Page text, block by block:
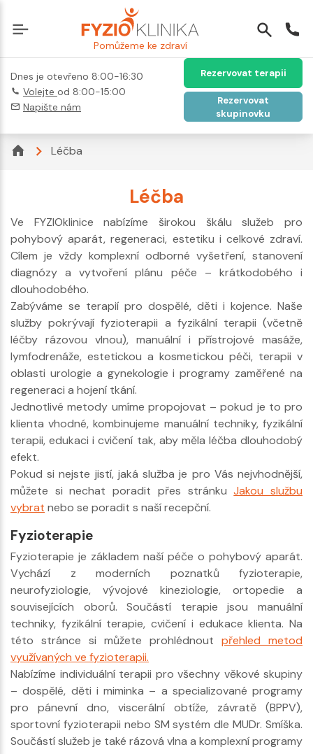
Pomůžeme ke zdraví
Dnes je otevřeno 8:00-16:30
Volejte od 8:00-15:00
Napište nám
Rezervovat terapii
Rezervovat
skupinovku
Léčba
Léčba
Ve FYZIOklinice nabízíme širokou škálu služeb pro
pohybový aparát, regeneraci, estetiku i celkové zdraví.
Cílem je vždy komplexní odborné vyšetření, stanovení
diagnózy a vytvoření plánu péče – krátkodobého i
dlouhodobého.
Zabýváme se terapií pro dospělé, děti i kojence. Naše
služby pokrývají fyzioterapii a fyzikální terapii (včetně
léčby rázovou vlnou), manuální i přístrojové masáže,
lymfodrenáže, estetickou a kosmetickou péči, terapii v
oblasti urologie a gynekologie i programy zaměřené na
regeneraci a hojení tkání.
Jednotlivé metody umíme propojovat – pokud je to pro
klienta vhodné, kombinujeme manuální techniky, fyzikální
terapii, edukaci i cvičení tak, aby měla léčba dlouhodobý
efekt.
Pokud si nejste jistí, jaká služba je pro Vás nejvhodnější,
můžete si nechat poradit přes stránkuJakou službu
vybrat nebo se poradit s naší recepční.
Fyzioterapie
Fyzioterapie je základem naší péče o pohybový aparát.
Vychází z moderních poznatků fyzioterapie,
neurofyziologie, vývojové kineziologie, ortopedie a
souvisejících oborů. Součástí terapie jsou manuální
techniky, fyzikální terapie, cvičení i edukace klienta. Na
této stránce si můžete prohlédnout přehled metod
využívaných ve fyzioterapii.
Nabízíme individuální terapii pro všechny věkové skupiny
– dospělé, děti i miminka – a specializované programy
pro pánevní dno, viscerální obtíže, závratě (BPPV),
sportovní fyzioterapii nebo SM systém dle MUDr. Smíška.
Součástí služeb je také rázová vlna a komplexní programy